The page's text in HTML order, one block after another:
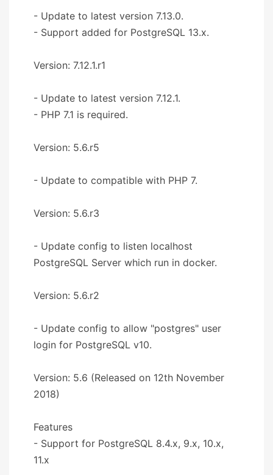
- Update to latest version 7.13.0.
- Support added for PostgreSQL 13.x.
Version: 7.12.1.r1
- Update to latest version 7.12.1.
- PHP 7.1 is required.
Version: 5.6.r5
- Update to compatible with PHP 7.
Version: 5.6.r3
- Update config to listen localhost
PostgreSQL Server which run in docker.
Version: 5.6.r2
- Update config to allow "postgres" user
login for PostgreSQL v10.
Version: 5.6 (Released on 12th November
2018)
Features
- Support for PostgreSQL 8.4.x, 9.x, 10.x,
11.x